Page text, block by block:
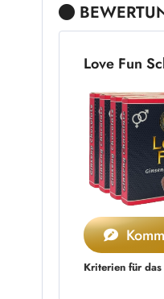
Love Fun
Kriterien für